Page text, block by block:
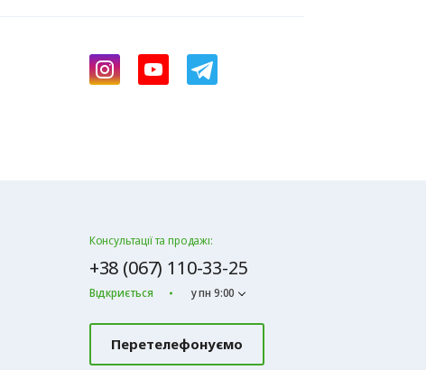
Консультації та продажі:
+38 (067) 110-33-25
Відкриється у пн 9:00
Перетелефонуємо